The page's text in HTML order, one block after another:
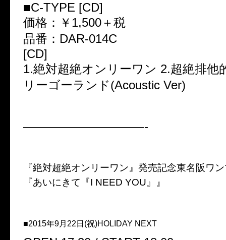
■C-TYPE [CD]
価格：￥1,500＋税
品番：DAR-014C
[CD]
1.絶対超絶オンリーワン 2.超絶排他
リーゴーランド(Acoustic Ver)
——————————-
『絶対超絶オンリーワン』発売記念東名阪ワ
『あいにきて『I NEED YOU』』
■2015年9月22日(祝)HOLIDAY NEXT